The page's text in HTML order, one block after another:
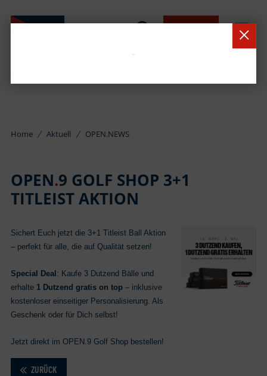
Home Aktuell OPEN.NEWS
OPEN.9 GOLF SHOP 3+1
TITLEIST AKTION
Sichert Euch jetzt die 3+1 Titleist Ball Aktion
– perfekt für alle, die auf Qualität setzen!
Special Deal : Kaufe 3 Dutzend Bälle und
erhalte 1 Dutzend gratis on top– inklusive
kostenloser einseitiger Personalisierung. Als
Geschenk oder für Dich selbst!
Jetzt direkt im OPEN.9 Golf Shop bestellen!
ZURÜCK